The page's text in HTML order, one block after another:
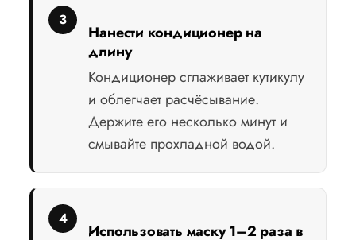
Нанести кондиционер на
длину
Кондиционер сглаживает кутикулу
и облегчает расчёсывание.
Держите его несколько минут и
смывайте прохладной водой.
Использовать маску 1–2 раза в